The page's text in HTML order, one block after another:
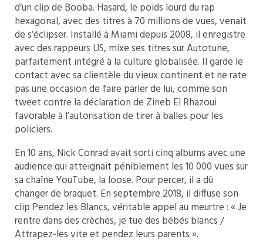
d’un clip de Booba. Hasard, le poids lourd du rap
hexagonal, avec des titres à 70 millions de vues, venait
de s’éclipser. Installé à Miami depuis 2008, il enregistre
avec des rappeurs US, mixe ses titres sur Autotune,
parfaitement intégré à la culture globalisée. Il garde le
contact avec sa clientèle du vieux continent et ne rate
pas une occasion de faire parler de lui, comme son
tweet contre la déclaration de Zineb El Rhazoui
favorable à l’autorisation de tirer à balles pour les
policiers.
En 10 ans, Nick Conrad avait sorti cinq albums avec une
audience qui atteignait péniblement les 10 000 vues sur
sa chaîne YouTube, la loose. Pour percer, il a dû
changer de braquet. En septembre 2018, il diffuse son
clip Pendez les Blancs, véritable appel au meurtre : « Je
rentre dans des crèches, je tue des bébés blancs /
Attrapez-les vite et pendez leurs parents ».